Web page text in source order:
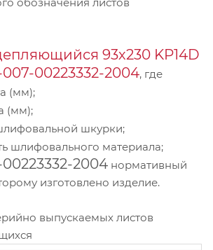
93х230 KP14D
00223332-2004, где
(мм);
(мм);
шкурки;
шлифовального материала;
2004 нормативный
изготовлено изделие.
выпускаемых листов